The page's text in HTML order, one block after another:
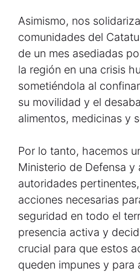
Asimismo, nos
comunidades del
de un mes asediadas
la región en una crisis
sometiéndola al
su movilidad y el
alimentos, medicinas y
Por lo tanto, hacemos
Ministerio de Defensa y
autoridades
acciones necesarias
seguridad en todo el
presencia activa y
crucial para que estos
queden impunes y para